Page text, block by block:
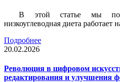
В этой статье мы
низкоуглеводная диета работает
Подробнее
20.02.2026
Революция в цифровом
редактирования и улучшения